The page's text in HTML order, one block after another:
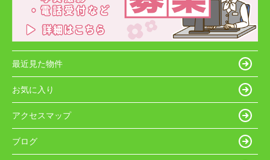
最近見た物件
お気に入り
アクセスマップ
ブログ